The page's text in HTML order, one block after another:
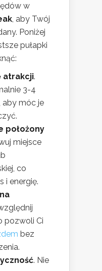
w
, aby Twój
Poniżej
pułapki
atrakcji.
3-4
aby móc je
położony
miejsce
co
i energię.
pozwoli Ci
bez
. Nie